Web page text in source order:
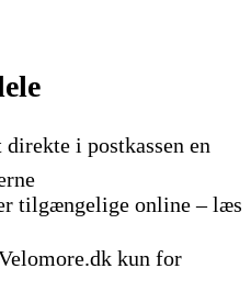
i postkassen en
tilgængelige online – læs
kun for